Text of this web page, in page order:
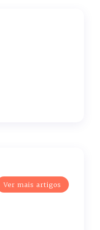
Ver mais artigos